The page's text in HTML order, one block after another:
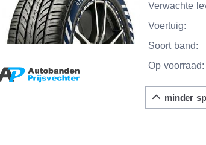
Verwachte
Voertuig:
Soort band:
Op voorraad:
minder